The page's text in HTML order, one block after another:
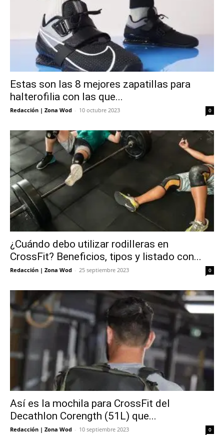
Estas son las 8 mejores zapatillas para
halterofilia con las que...
Redacción | Zona Wod - 10 octubre 2023 0
¿Cuándo debo utilizar rodilleras en
CrossFit? Beneficios, tipos y listado con...
Redacción | Zona Wod - 25 septiembre 2023 0
Así es la mochila para CrossFit del
Decathlon Corength (51L) que...
Redacción | Zona Wod - 10 septiembre 2023 0